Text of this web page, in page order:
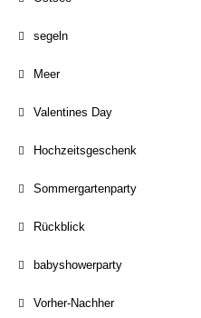
segeln
Meer
Valentines Day
Hochzeitsgeschenk
Sommergartenparty
Rückblick
babyshowerparty
Vorher-Nachher